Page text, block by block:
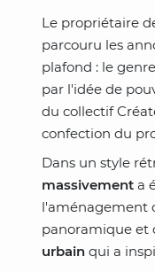
Le propriétaire
parcouru les
plafond : le
par l'idée de
du collectif
confection du
Dans un style
massivement a
l'aménagement
panoramique et
urbain qui a